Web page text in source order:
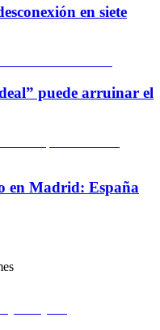
en siete
puede arruinar el
en Madrid: España